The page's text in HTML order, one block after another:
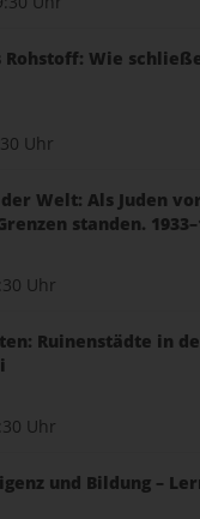
Wie
Uhr
Welt: Als Juden vor
standen.
Uhr
Ruinenstädte in
Uhr
und Bildung –